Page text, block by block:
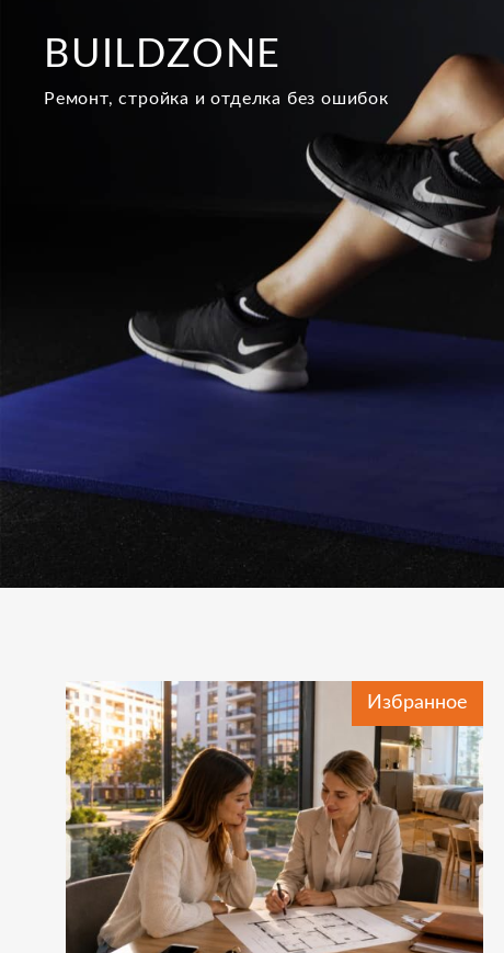
содержимому
BUILDZONE
Ремонт, стройка и отделка без ошибок
Рубрика:
Без
рубрики
Избранное